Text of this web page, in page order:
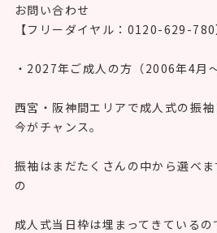
お問い合わせ
【フリーダイヤル：0120-629-780
・2027年ご成人の方（2006年4月
西宮・阪神間エリアで成人式の振
今がチャンス。
振袖はまだたくさんの中から選べ
の
成人式当日枠は埋まってきているの